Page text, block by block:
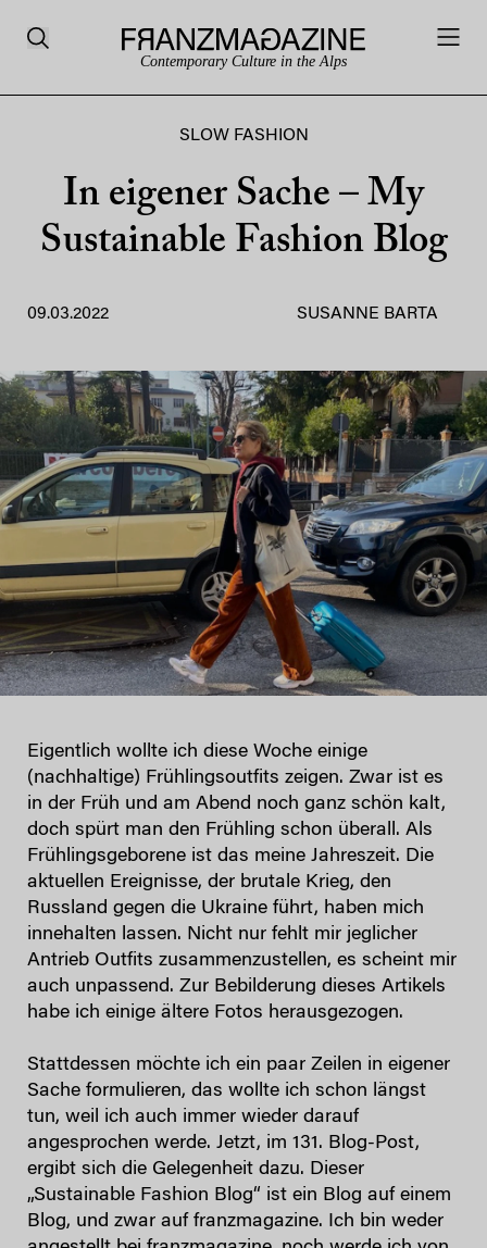
Contemporary Culture in the Alps
SLOW FASHION
In eigener Sache – My
Sustainable Fashion Blog
09.03.2022 SUSANNE BARTA
Eigentlich wollte ich diese Woche einige
(nachhaltige) Frühlingsoutfits zeigen. Zwar ist es
in der Früh und am Abend noch ganz schön kalt,
doch spürt man den Frühling schon überall. Als
Frühlingsgeborene ist das meine Jahreszeit. Die
aktuellen Ereignisse, der brutale Krieg, den
Russland gegen die Ukraine führt, haben mich
innehalten lassen. Nicht nur fehlt mir jeglicher
Antrieb Outfits zusammenzustellen, es scheint mir
auch unpassend. Zur Bebilderung dieses Artikels
habe ich einige ältere Fotos herausgezogen.
Stattdessen möchte ich ein paar Zeilen in eigener
Sache formulieren, das wollte ich schon längst
tun, weil ich auch immer wieder darauf
angesprochen werde. Jetzt, im 131. Blog-Post,
ergibt sich die Gelegenheit dazu. Dieser
„Sustainable Fashion Blog“ ist ein Blog auf einem
Blog, und zwar auf franzmagazine. Ich bin weder